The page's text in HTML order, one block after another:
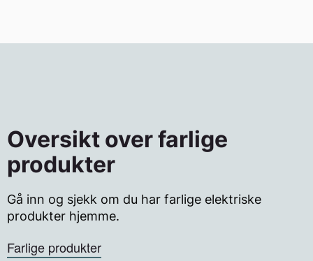
Oversikt over farlige
produkter
Gå inn og sjekk om du har farlige elektriske
produkter hjemme.
Farlige produkter